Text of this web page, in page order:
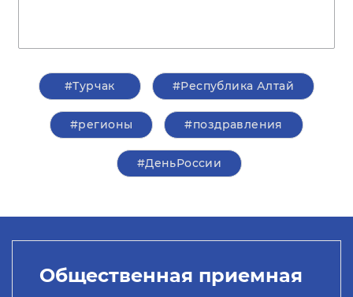
#Турчак #Республика Алтай
#регионы #поздравления
#ДеньРоссии
Общественная приемная